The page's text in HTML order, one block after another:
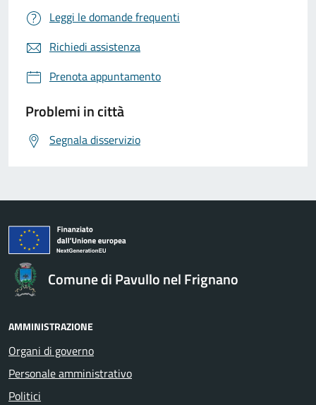
Leggi le domande frequenti
Richiedi assistenza
Prenota appuntamento
Problemi in città
Segnala disservizio
Comune di Pavullo nel Frignano
AMMINISTRAZIONE
Organi di governo
Personale amministrativo
Politici